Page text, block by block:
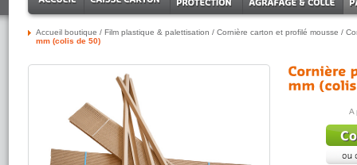
Accueil boutique / Film plastique & palettisation / Cornière carton et profilé mousse /
mm (colis de 50)
A